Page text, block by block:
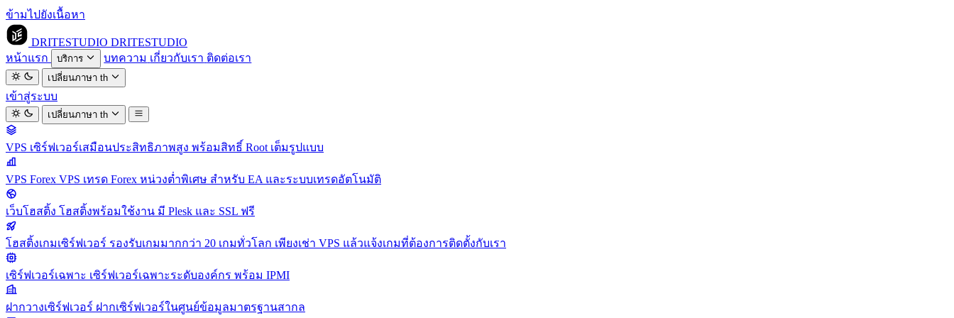
ข้ามไปยังเนื้อหา
DRITESTUDIO DRITESTUDIO
หน้าแรก
บริการ บทความ เกี่ยวกับเรา ติดต่อเรา
เปลี่ยนภาษาth
เข้าสู่ระบบ
เปลี่ยนภาษาth
VPS เซิร์ฟเวอร์เสมือนประสิทธิภาพสูง พร้อมสิทธิ์ Root เต็มรูปแบบ
VPS Forex VPS เทรด Forex หน่วงต่ำพิเศษ สำหรับ EA และระบบเทรดอัตโนมัติ
เว็บโฮสติ้ง โฮสติ้งพร้อมใช้งาน มี Plesk และ SSL ฟรี
โฮสติ้งเกมเซิร์ฟเวอร์ รองรับเกมมากกว่า 20 เกมทั่วโลก เพียงเช่า VPS แล้วแจ้งเกมที่ต้องการติดตั้งกับเรา
เซิร์ฟเวอร์เฉพาะ เซิร์ฟเวอร์เฉพาะระดับองค์กร พร้อม IPMI
ฝากวางเซิร์ฟเวอร์ ฝากเซิร์ฟเวอร์ในศูนย์ข้อมูลมาตรฐานสากล